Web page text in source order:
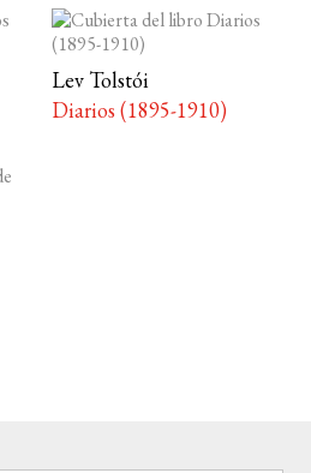
Lev Tolstói
Diarios (1895-1910)